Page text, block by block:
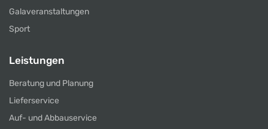
Galaveranstaltungen
Sport
Leistungen
Beratung und Planung
Lieferservice
Auf- und Abbauservice